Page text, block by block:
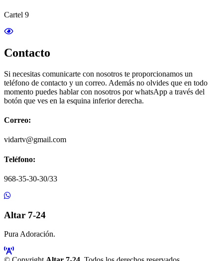
Cartel 9
Contacto
Si necesitas comunicarte con nosotros te proporcionamos un
teléfono de contacto y un correo. Además no olvides que en todo
momento puedes hablar con nosotros por whatsApp a través del
botón que ves en la esquina inferior derecha.
Correo:
vidartv@gmail.com
Teléfono:
968-35-30-30/33
Altar 7-24
Pura Adoración.